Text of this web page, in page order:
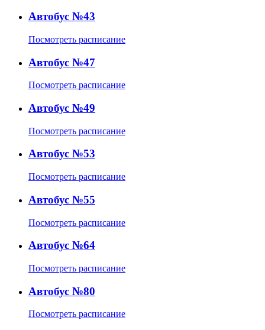
Автобус №43
Посмотреть расписание
Автобус №47
Посмотреть расписание
Автобус №49
Посмотреть расписание
Автобус №53
Посмотреть расписание
Автобус №55
Посмотреть расписание
Автобус №64
Посмотреть расписание
Автобус №80
Посмотреть расписание